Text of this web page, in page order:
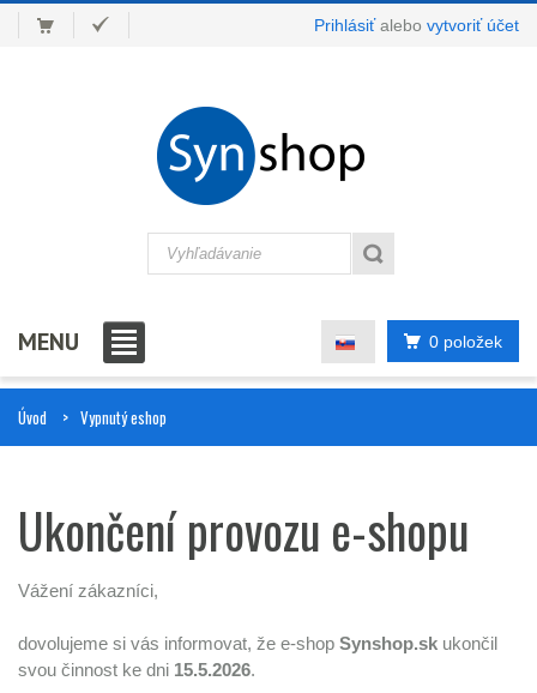
Prihlásiťalebo vytvoriť účet
0 položek
MENU
Úvod Vypnutý eshop
Ukončení provozu e-shopu
Vážení zákazníci,
dovolujeme si vás informovat, že e-shop Synshop.sk ukončil
svou činnost ke dni 15.5.2026.